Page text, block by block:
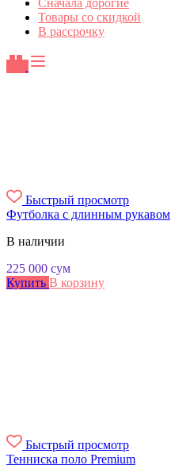
Товары со скидкой
В рассрочку
Быстрый просмотр
Футболка с длинным рукавом
В наличии
225 000 сум
Купить В корзину
Быстрый просмотр
Тенниска поло Premium